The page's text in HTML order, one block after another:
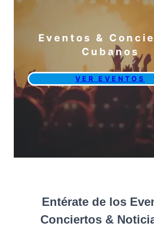
Eventos &
Cubanos
VER EVENTOS
Entérate de los
Conciertos &